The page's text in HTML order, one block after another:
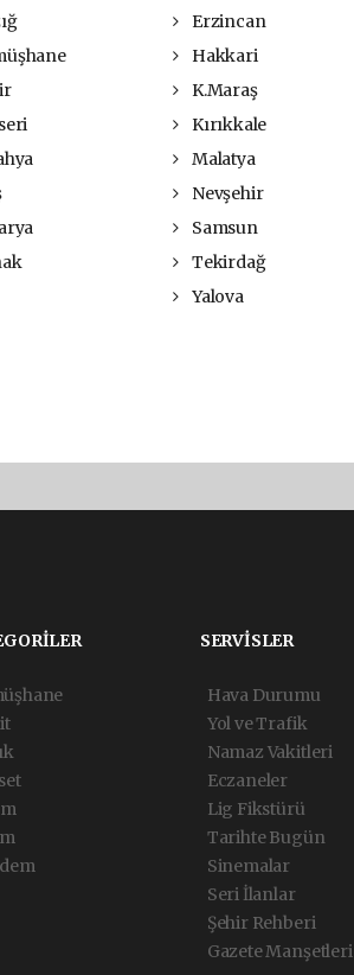
Erzincan
Hakkari
K.Maraş
Kırıkkale
Malatya
Nevşehir
Samsun
Tekirdağ
Yalova
SERVİSLER
Hava Durumu
Yol ve Trafik
Namaz Vakitleri
Eczaneler
Lig Fikstürü
Tarihte Bugün
Sinemalar
Seri İlanlar
Şehir Rehberi
Gazete Manşetleri